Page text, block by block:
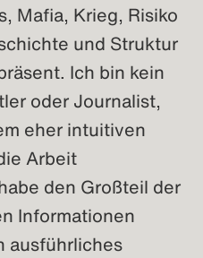
Mafia, Krieg, Risiko
und Struktur
Ich bin kein
oder Journalist,
eher intuitiven
Arbeit
den Großteil der
Informationen
ausführliches